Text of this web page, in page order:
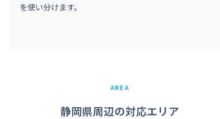
を使い分けます。
AREA
静岡県周辺の対応エリア